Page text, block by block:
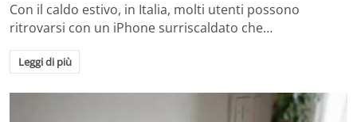
Con il caldo estivo, in Italia, molti utenti possono
ritrovarsi con un iPhone surriscaldato che…
Leggi di più